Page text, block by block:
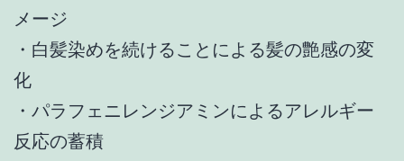
メージ
・白髪染めを続けることによる髪の艶感の変
化
・パラフェニレンジアミンによるアレルギー
反応の蓄積